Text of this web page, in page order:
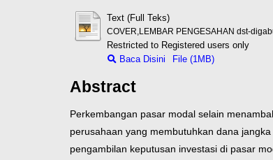
Text (Full Teks)
COVER,LEMBAR PENGESAHAN dst-
Restricted to Registered users only
Baca Disini
File (1MB)
Abstract
Perkembangan pasar modal selain
perusahaan yang membutuhkan dana
pengambilan keputusan investasi di pasar